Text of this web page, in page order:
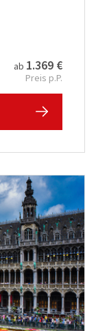
ab 1.369 €
Preis p.P.